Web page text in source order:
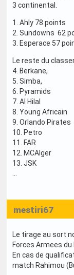
3 continental.
1. Ahly 78 points
2. Sundowns 62
3. Esperace 57
Le reste du
4. Berkane,
5. Simba,
6. Pyramids
7. Al Hilal
8. Young Africain
9. Orlando Pirates
10. Petro
11. FAR
12. MCAlger
13. JSK
…
mestiri67
Le tirage au sort
Forces Armees
En cas de
match Rahimou